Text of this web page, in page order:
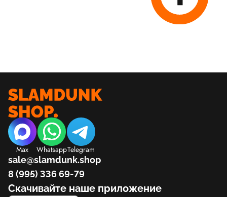
Max WhatsappTelegram
sale@slamdunk.shop
8 (995) 336 69-79
Скачивайте наше приложение